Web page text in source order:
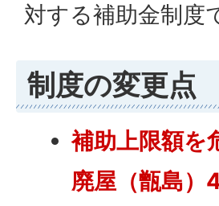
対する補助金制度
制度の変更点
補助上限額
廃屋（甑島